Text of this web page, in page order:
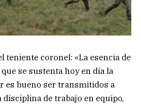
teniente coronel: «La esencia de
se sustenta hoy en día la
bueno ser transmitidos a
disciplina de trabajo en equipo,